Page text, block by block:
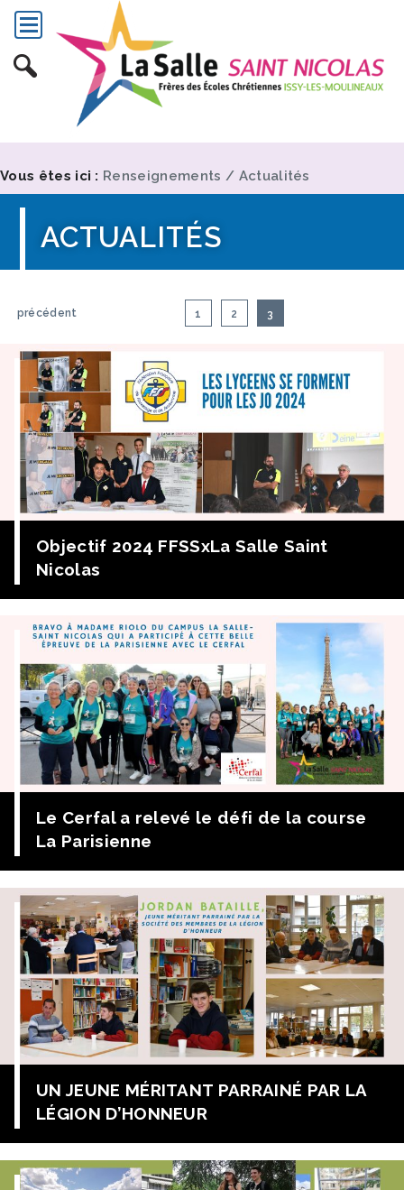
Vous êtes ici : Renseignements / Actualités
ACTUALITÉS
précédent 1 2 3
Objectif 2024 FFSSxLa Salle Saint
Nicolas
LES LYCEENS SE FORMENT POUR LES JO 2024 Gros succès
de la convention signée en juin 2022 entre La Salle-Saint
Nicolas et la Fédération Française de Sauveteurs-
Secouristes pour former des jeunes aux Premiers Secours
et au SIAP afin de pouvoir encadrer les épreuves des
futurs Jeux Olympiques. A l’invitation de M Pierre, DDFTP,
de Mme […]
Le Cerfal a relevé le défi de la course
La Parisienne
25ème édition de la course La Parisienne. Ce run 100%
féminin, organisé par La Parisienne et qui compte chaque
année de plus en plus de participantes, est partenaire
avec la Fondation pour la Recherche Médicale. Parmi
les 17 000 coureuses ou marcheuses, plusieurs
collaboratrices du réseau CERFAL ont rejoint la ligne […]
UN JEUNE MÉRITANT PARRAINÉ PAR LA
LÉGION D’HONNEUR
Après un long parcours, un parrainage est né entre Jordan
BATAILLE, lycéen à Saint Nicolas, et la société des